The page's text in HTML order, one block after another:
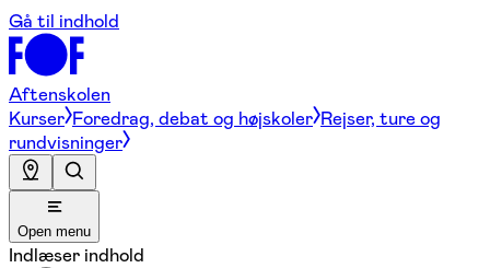
Gå til indhold
Aftenskolen
Kurser Foredrag, debat og højskoler Rejser, ture og
rundvisninger
Open menu
Indlæser indhold